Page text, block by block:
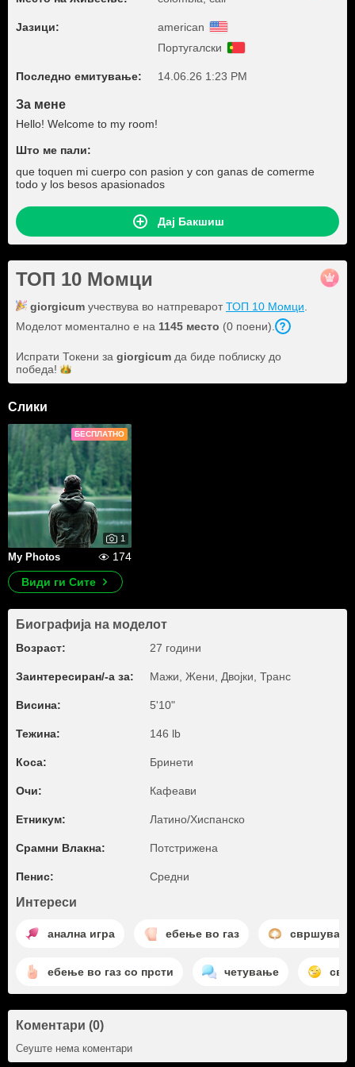
Јазици:
american
Португалски
Последно емитување: 14.06.26 1:23 PM
За мене
Hello! Welcome to my room!
Што ме пали:
que toquen mi cuerpo con pasion y con ganas de comerme
todo y los besos apasionados
Дај Бакшиш
ТОП 10 Момци
giorgicum учествува во натпреваротТОП 10 Момци
Моделот моментално е на 1145 место (0 поени).
Испрати Токени за giorgicum да биде поблиску до
победа!
Слики
БЕСПЛАТНО
1
My Photos
174
Види ги Сите
Биографија на моделот
Возраст: 27 години
Заинтересиран/-а за: Мажи, Жени, Двојки, Транс
Висина: 5'10"
Тежина: 146 lb
Коса: Бринети
Очи: Кафеави
Етникум: Латино/Хиспанско
Срамни Влакна: Потстрижена
Пенис: Средни
Интереси
анална игра ебење во газ
ебење во газ со прсти четување
Коментари (0)
Сеуште нема коментари